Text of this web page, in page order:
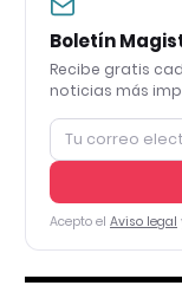
Boletín
Recibe gratis
noticias más
Acepto el Aviso legal